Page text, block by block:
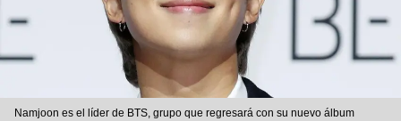
Namjoon es el líder de BTS, grupo que regresará con su nuevo álbum